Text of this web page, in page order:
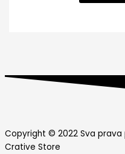
Copyright © 2022 Sva
Crative Store